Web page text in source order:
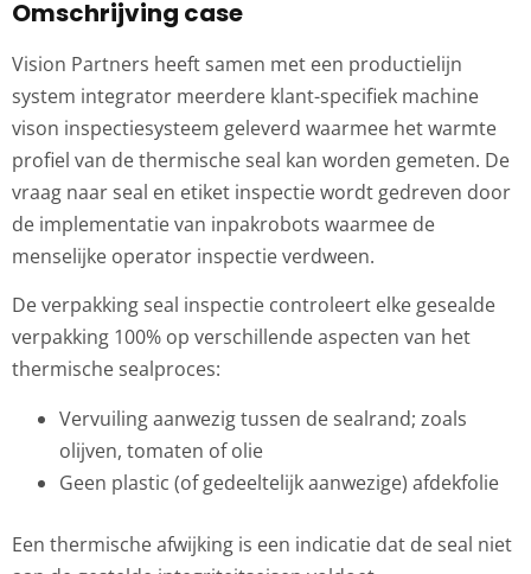
Omschrijving case
Vision Partners heeft samen met een productielijn
system integrator meerdere klant-specifiek machine
vison inspectiesysteem geleverd waarmee het warmte
profiel van de thermische seal kan worden gemeten. De
vraag naar seal en etiket inspectie wordt gedreven door
de implementatie van inpakrobots waarmee de
menselijke operator inspectie verdween.
De verpakking seal inspectie controleert elke gesealde
verpakking 100% op verschillende aspecten van het
thermische sealproces:
Vervuiling aanwezig tussen de sealrand; zoals
olijven, tomaten of olie
Geen plastic (of gedeeltelijk aanwezige) afdekfolie
Een thermische afwijking is een indicatie dat de seal niet